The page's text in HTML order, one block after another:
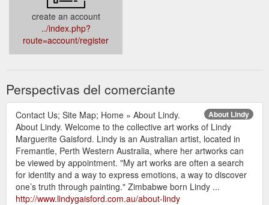
create an account
../index.php?
route=account/register
Perspectivas del comerciante
About Lindy
Contact Us; Site Map; Home » About Lindy.
About Lindy. Welcome to the collective art works of Lindy
Marguerite Gaisford. Lindy is an Australian artist, located in
Fremantle, Perth Western Australia, where her artworks can
be viewed by appointment. "My art works are often a search
for identity and a way to express emotions, a way to discover
one’s truth through painting." Zimbabwe born Lindy ...
http://www.lindygaisford.com.au/about-lindy